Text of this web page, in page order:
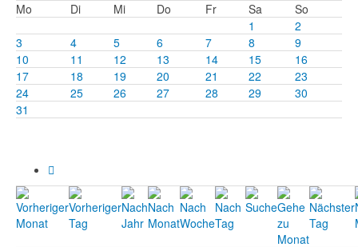
Mo
Di Mi Do Fr Sa
So
1
2
3
4 5 6 7 8
9
10
11 12 13 14 15
16
17
18 19 20 21 22
23
24
25 26 27 28 29
30
31